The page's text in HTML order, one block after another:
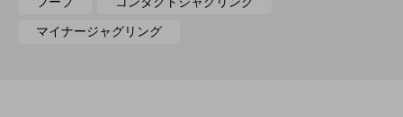
マイナージャグリング